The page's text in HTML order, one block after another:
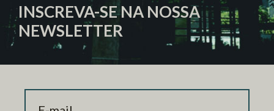
INSCREVA-SE NA NOSSA
NEWSLETTER